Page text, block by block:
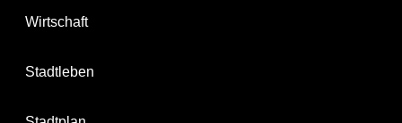
Wirtschaft
Stadtleben